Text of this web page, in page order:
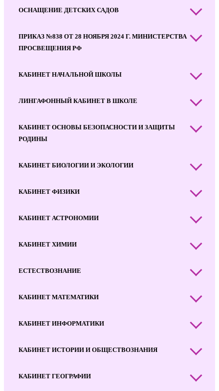
ОСНАЩЕНИЕ ДЕТСКИХ САДОВ
ПРИКАЗ №838 ОТ 28 НОЯБРЯ 2024 Г. МИНИСТЕРСТВА
ПРОСВЕЩЕНИЯ РФ
КАБИНЕТ НАЧАЛЬНОЙ ШКОЛЫ
ЛИНГАФОННЫЙ КАБИНЕТ В ШКОЛЕ
КАБИНЕТ ОСНОВЫ БЕЗОПАСНОСТИ И ЗАЩИТЫ
РОДИНЫ
КАБИНЕТ БИОЛОГИИ И ЭКОЛОГИИ
КАБИНЕТ ФИЗИКИ
КАБИНЕТ АСТРОНОМИИ
КАБИНЕТ ХИМИИ
ЕСТЕСТВОЗНАНИЕ
КАБИНЕТ МАТЕМАТИКИ
КАБИНЕТ ИНФОРМАТИКИ
КАБИНЕТ ИСТОРИИ И ОБЩЕСТВОЗНАНИЯ
КАБИНЕТ ГЕОГРАФИИ